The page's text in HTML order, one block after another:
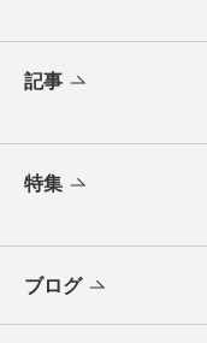
記事
特集
ブログ